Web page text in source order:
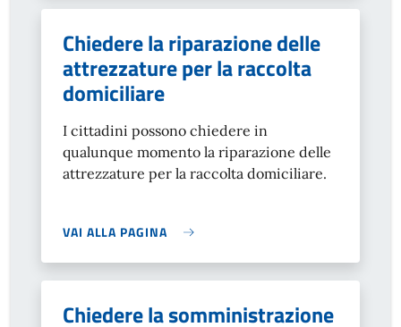
Chiedere la riparazione delle
attrezzature per la raccolta
domiciliare
I cittadini possono chiedere in
qualunque momento la riparazione delle
attrezzature per la raccolta domiciliare.
VAI ALLA PAGINA
Chiedere la somministrazione